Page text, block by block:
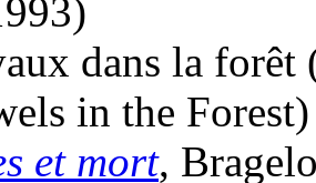
dans la forêt
in the Forest)
et mort,